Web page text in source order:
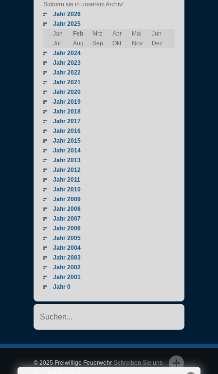
Stöbern sie in unserem Archiv!
Jahr 2026
Jahr 2025
Jan
Feb Mrz Apr Mai
Jun
Jul
Aug Sep Okt Nov
Dez
Jahr 2024
Jahr 2023
Jahr 2022
Jahr 2021
Jahr 2020
Jahr 2019
Jahr 2018
Jahr 2017
Jahr 2016
Jahr 2015
Jahr 2014
Jahr 2013
Jahr 2012
Jahr 2011
Jahr 2010
Jahr 2009
Jahr 2008
Jahr 2007
Jahr 2006
Jahr 2005
Jahr 2004
Jahr 2003
Jahr 2002
Jahr 2001
Jahr 0
Schreiben Sie uns
© 2025 Freiwillige Feuerwehr